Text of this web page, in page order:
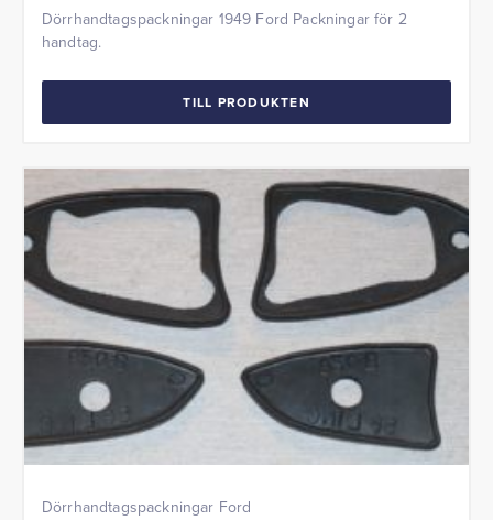
Dörrhandtagspackningar 1949 Ford Packningar för 2
handtag.
TILL PRODUKTEN
Dörrhandtagspackningar Ford